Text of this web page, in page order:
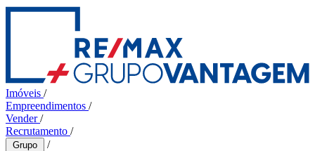
Imóveis /
Empreendimentos /
Vender/
Recrutamento /
Grupo /